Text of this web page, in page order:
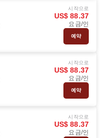
시작으로
US$ 88.37
요금/인
예약
시작으로
US$ 88.37
요금/인
예약
시작으로
US$ 88.37
요금/인